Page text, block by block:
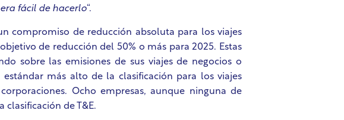
fácil de hacerlo“.
compromiso de reducción absoluta para los viajes
de reducción del 50% o más para 2025. Estas
sobre las emisiones de sus viajes de negocios o
más alto de la clasificación para los viajes
Ocho empresas, aunque ninguna de
clasificación de T&E.